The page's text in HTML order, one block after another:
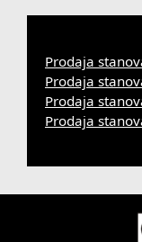
Prodaja
Prodaja
Prodaja
Prodaja